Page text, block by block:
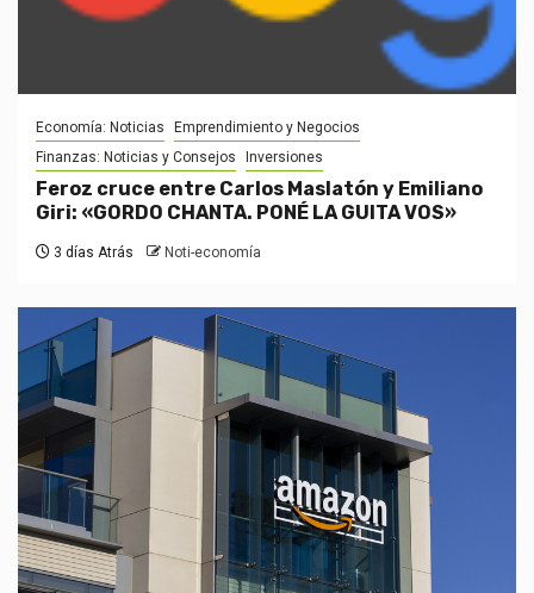
Economía: Noticias
Emprendimiento y Negocios
Finanzas: Noticias y Consejos
Inversiones
Feroz cruce entre Carlos Maslatón y Emiliano
Giri: «GORDO CHANTA. PONÉ LA GUITA VOS»
3 días Atrás Noti-economía